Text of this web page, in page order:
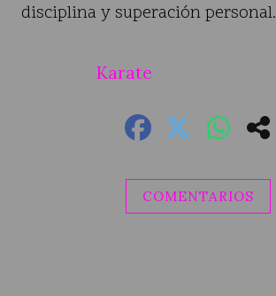
disciplina y superación personal.
Karate
COMENTARIOS